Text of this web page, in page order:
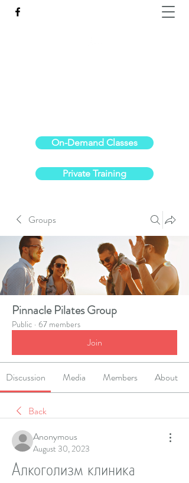
Private Training
On-Demand Classes
Groups
Pinnacle Pilates Group
Public · 67 members
Join
Discussion Media Members About
Back
Anonymous
August 30, 2023
Алкоголизм клиника